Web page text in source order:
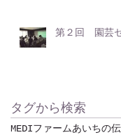
第２回 園芸セ
タグから検索
MEDIファームあいちの